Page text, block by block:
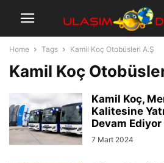
Home Tags Kamil Koç Otobüsleri A.Ş
Kamil Koç
Kamil Koç,
Kalitesine
Devam Ediyor
7 Mart 2024